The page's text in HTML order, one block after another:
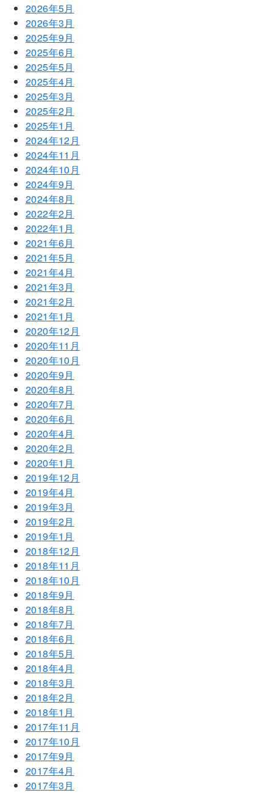
2026年5月
2026年3月
2025年9月
2025年6月
2025年5月
2025年4月
2025年3月
2025年2月
2025年1月
2024年12月
2024年11月
2024年10月
2024年9月
2024年8月
2022年2月
2022年1月
2021年6月
2021年5月
2021年4月
2021年3月
2021年2月
2021年1月
2020年12月
2020年11月
2020年10月
2020年9月
2020年8月
2020年7月
2020年6月
2020年4月
2020年2月
2020年1月
2019年12月
2019年4月
2019年3月
2019年2月
2019年1月
2018年12月
2018年11月
2018年10月
2018年9月
2018年8月
2018年7月
2018年6月
2018年5月
2018年4月
2018年3月
2018年2月
2018年1月
2017年11月
2017年10月
2017年9月
2017年4月
2017年3月